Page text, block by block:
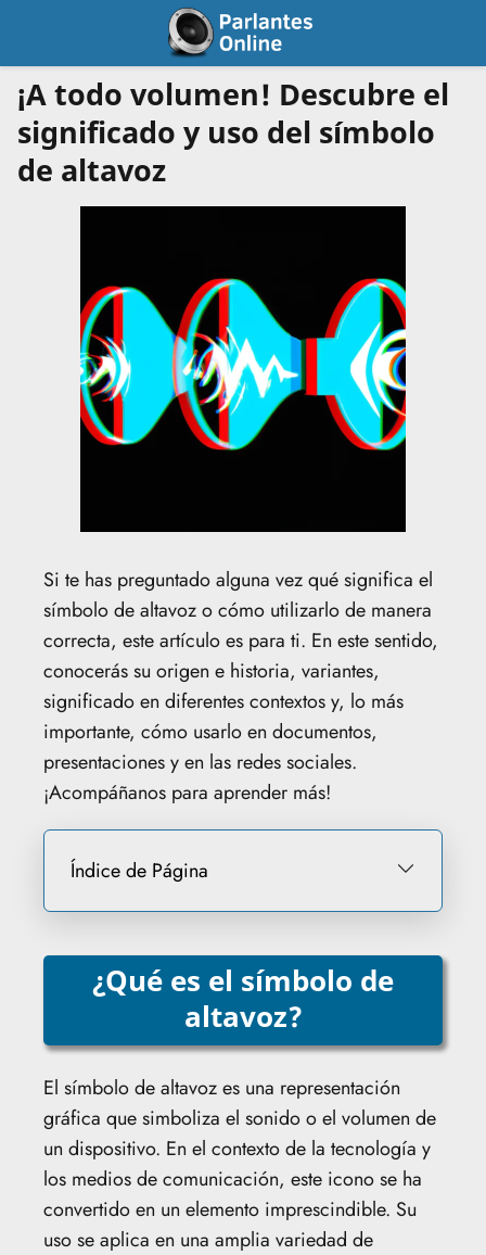
¡A todo volumen! Descubre el
significado y uso del símbolo
de altavoz
Si te has preguntado alguna vez qué significa el
símbolo de altavoz o cómo utilizarlo de manera
correcta, este artículo es para ti. En este sentido,
conocerás su origen e historia, variantes,
significado en diferentes contextos y, lo más
importante, cómo usarlo en documentos,
presentaciones y en las redes sociales.
¡Acompáñanos para aprender más!
Índice de Página
¿Qué es el símbolo de
altavoz?
El símbolo de altavoz es una representación
gráfica que simboliza el sonido o el volumen de
un dispositivo. En el contexto de la tecnología y
los medios de comunicación, este icono se ha
convertido en un elemento imprescindible. Su
uso se aplica en una amplia variedad de